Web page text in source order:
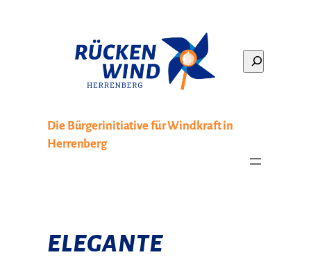
Search
Die Bürgerinitiative für Windkraft in
Herrenberg
ELEGANTE